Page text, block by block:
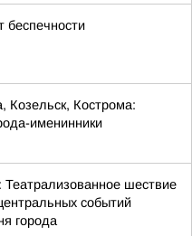
беспечности
Козельск, Кострома:
именинники
шествие
событий
города